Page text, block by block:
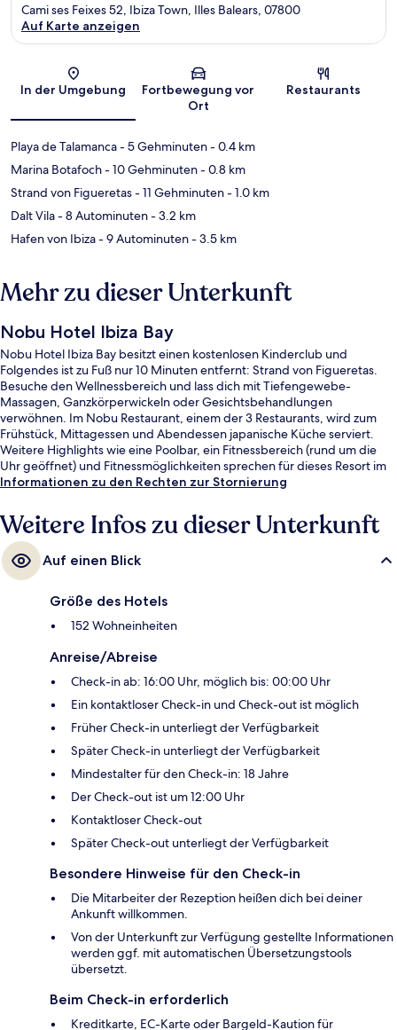
Karte
Cami ses Feixes 52, Ibiza Town, Illes Balears, 07800
Auf Karte anzeigen
In der Umgebung
Fortbewegung vor
Ort
Restaurants
Playa de Talamanca- 5 Gehminuten- 0.4 km
Marina Botafoch- 10 Gehminuten- 0.8 km
Strand von Figueretas- 11 Gehminuten- 1.0 km
Dalt Vila- 8 Autominuten- 3.2 km
Hafen von Ibiza- 9 Autominuten- 3.5 km
Mehr zu dieser Unterkunft
Nobu Hotel Ibiza Bay
Nobu Hotel Ibiza Bay besitzt einen kostenlosen Kinderclub und
Folgendes ist zu Fuß nur 10 Minuten entfernt: Strand von Figueretas.
Besuche den Wellnessbereich und lass dich mit Tiefengewebe-
Massagen, Ganzkörperwickeln oder Gesichtsbehandlungen
verwöhnen. Im Nobu Restaurant, einem der 3 Restaurants, wird zum
Frühstück, Mittagessen und Abendessen japanische Küche serviert.
Weitere Highlights wie eine Poolbar, ein Fitnessbereich (rund um die
Uhr geöffnet) und Fitnessmöglichkeiten sprechen für dieses Resort im
luxuriösen Stil.
Informationen zu den Rechten zur Stornierung
Weitere Infos zu dieser Unterkunft
Auf einen Blick
Größe des Hotels
152 Wohneinheiten
Anreise/Abreise
Check-in ab: 16:00 Uhr, möglich bis: 00:00 Uhr
Ein kontaktloser Check-in und Check-out ist möglich
Früher Check-in unterliegt der Verfügbarkeit
Später Check-in unterliegt der Verfügbarkeit
Mindestalter für den Check-in: 18 Jahre
Der Check-out ist um 12:00 Uhr
Kontaktloser Check-out
Später Check-out unterliegt der Verfügbarkeit
Besondere Hinweise für den Check-in
Die Mitarbeiter der Rezeption heißen dich bei deiner
Ankunft willkommen.
Von der Unterkunft zur Verfügung gestellte Informationen
werden ggf. mit automatischen Übersetzungstools
übersetzt.
Beim Check-in erforderlich
Kreditkarte, EC-Karte oder Bargeld-Kaution für